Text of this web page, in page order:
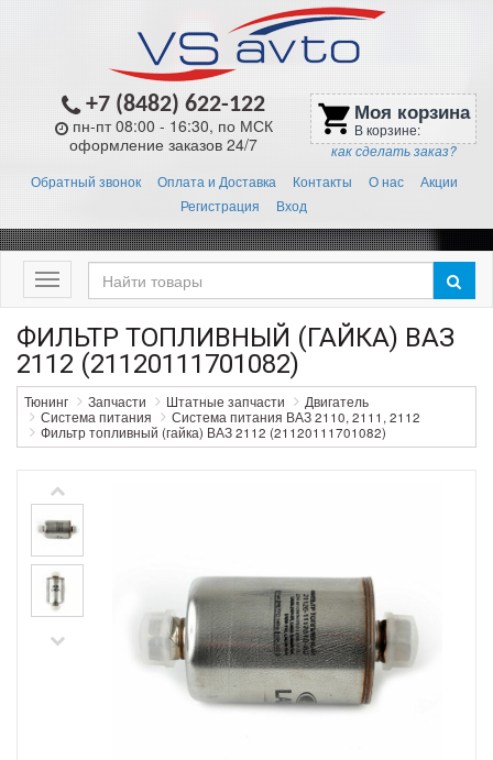
+7 (8482) 622-122
пн-пт 08:00 - 16:30, по МСК
оформление заказов 24/7
shopping_cart Моя корзина
В корзине:
как сделать заказ?
Обратный звонок Оплата и Доставка Контакты О нас
Акции
Регистрация
Вход
Меню
ФИЛЬТР ТОПЛИВНЫЙ (ГАЙКА) ВАЗ
2112 (21120111701082)
Тюнинг Запчасти Штатные запчасти
Двигатель
Система питания
Система питания ВАЗ 2110, 2111, 2112
Фильтр топливный (гайка) ВАЗ 2112 (21120111701082)